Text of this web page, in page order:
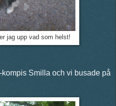
jag upp vad som helst!
kompis Smilla och vi busade på